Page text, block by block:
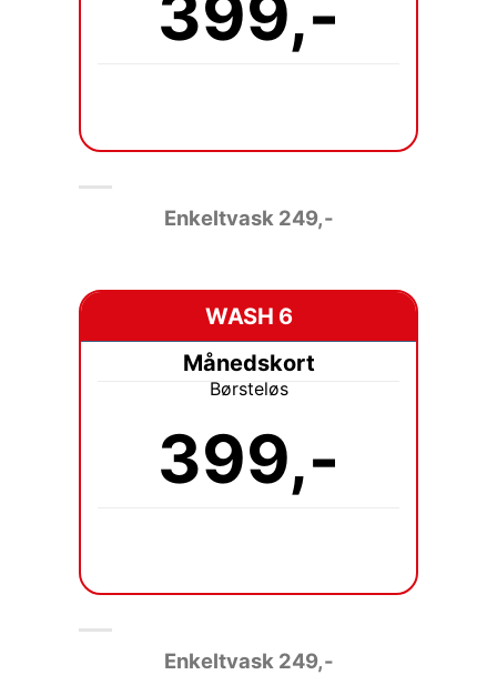
Enkeltvask 249,-
WASH 6
Månedskort
Børsteløs
399,-
Enkeltvask 249,-